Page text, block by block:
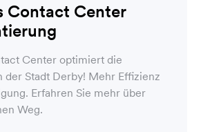
Contact Center
Center optimiert die
der Stadt Derby! Mehr Effizienz
Erfahren Sie mehr über
Weg.